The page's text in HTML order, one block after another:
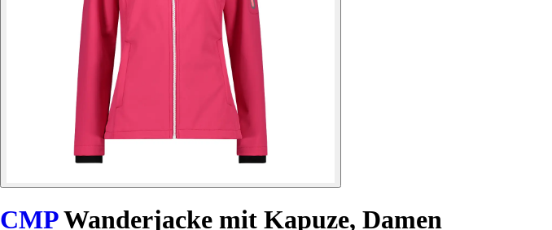
CMPWanderjacke mit Kapuze, Damen